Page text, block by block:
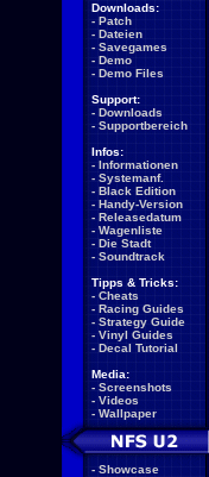
Downloads:
- Patch
- Dateien
- Savegames
- Demo
- Demo Files
Support:
- Downloads
- Supportbereich
Infos:
- Informationen
- Systemanf.
- Black Edition
- Handy-Version
- Releasedatum
- Wagenliste
- Die Stadt
- Soundtrack
Tipps & Tricks:
- Cheats
- Racing Guides
- Strategy Guide
- Vinyl Guides
- Decal Tutorial
Media:
- Screenshots
- Videos
- Wallpaper
- Showcase